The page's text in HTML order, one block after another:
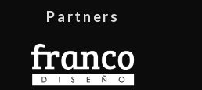
Partners